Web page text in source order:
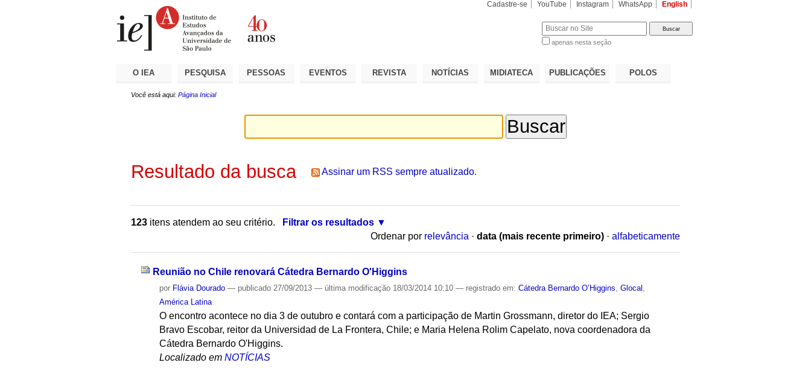
Cadastre-se YouTube Instagram WhatsApp English
apenas nesta seção
O IEA PESQUISA PESSOAS EVENTOS REVISTA NOTÍCIAS MIDIATECA PUBLICAÇÕES POLOS
Você está aqui: Página Inicial
Resultado da busca Assinar um RSS sempre atualizado.
123 itens atendem ao seu critério.
Filtrar os resultados
Ordenar por relevância · data (mais recente primeiro) · alfabeticamente
Reunião no Chile renovará Cátedra Bernardo O'Higgins
por Flávia Dourado — publicado 27/09/2013— última modificação 18/03/2014 10:10— registrado em:Cátedra Bernardo O’Higgins ,Glocal
América Latina
O encontro acontece no dia 3 de outubro e contará com a participação de Martin Grossmann, diretor do IEA; Sergio
Bravo Escobar, reitor da Universidad de La Frontera, Chile; e Maria Helena Rolim Capelato, nova coordenadora da
Cátedra Bernardo O'Higgins.
Localizado em NOTÍCIAS